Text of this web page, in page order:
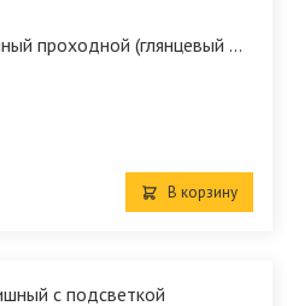
проходной (глянцевый ...
В корзину